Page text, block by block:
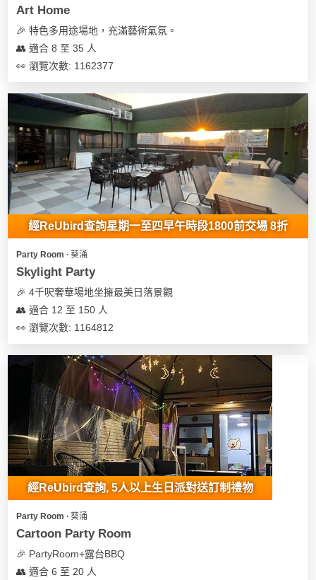
Art Home
🎉 特色多用途場地，充滿藝術氣氛。
👥 適合 8 至 35 人
👀 瀏覽次數: 1162377
經ReUbird查詢星期一至四早午時段1800前交場 8折
Party Room ∙ 葵涌
Skylight Party
🎉 4千呎奢華場地坐擁最美日落景觀
👥 適合 12 至 150 人
👀 瀏覽次數: 1164812
經ReUbird查詢, 5人以上生日派對送訂制禮物
Party Room ∙ 葵涌
Cartoon Party Room
🎉 PartyRoom+露台BBQ
👥 適合 6 至 20 人